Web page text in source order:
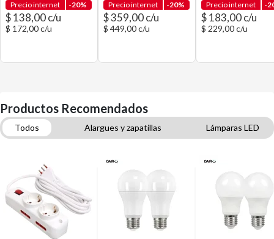
Precio internet -20%
$ 138,00 c/u
$ 172,00 c/u
Precio internet -20%
$ 359,00 c/u
$ 449,00 c/u
Precio internet -
$ 183,00 c/u
$ 229,00 c/u
Productos Recomendados
Todos Alargues y zapatillas
Lámparas LED
Lámparas y Tubos
Apliques de pared para exterior